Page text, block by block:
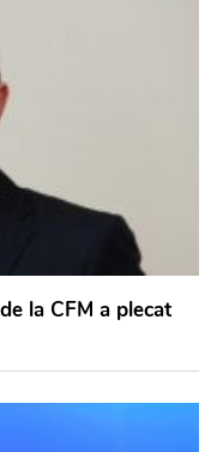
la CFM a plecat